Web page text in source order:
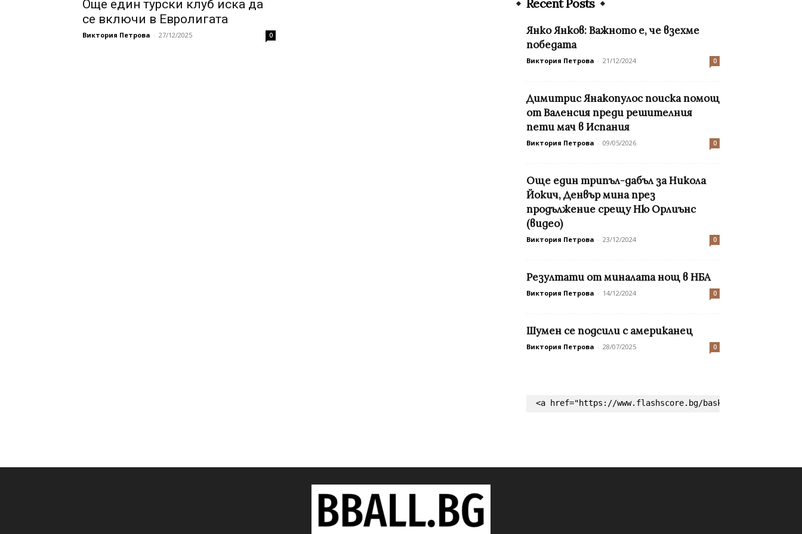
Още един турски клуб иска да
се включи в Евролигата
Виктория Петрова - 27/12/2025 0
Recent Posts
Янко Янков: Важното е, че взехме
победата
Виктория Петрова - 21/12/2024 0
Димитрис Янакопулос поиска помощ
от Валенсия преди решителния
пети мач в Испания
Виктория Петрова - 09/05/2026 0
Още един трипъл-дабъл за Никола
Йокич, Денвър мина през
продължение срещу Ню Орлиънс
(видео)
Виктория Петрова - 23/12/2024 0
Резултати от миналата нощ в НБА
Виктория Петрова - 14/12/2024 0
Шумен се подсили с американец
Виктория Петрова - 28/07/2025 0
<a href="https://www.flashscore.bg/basketball/"